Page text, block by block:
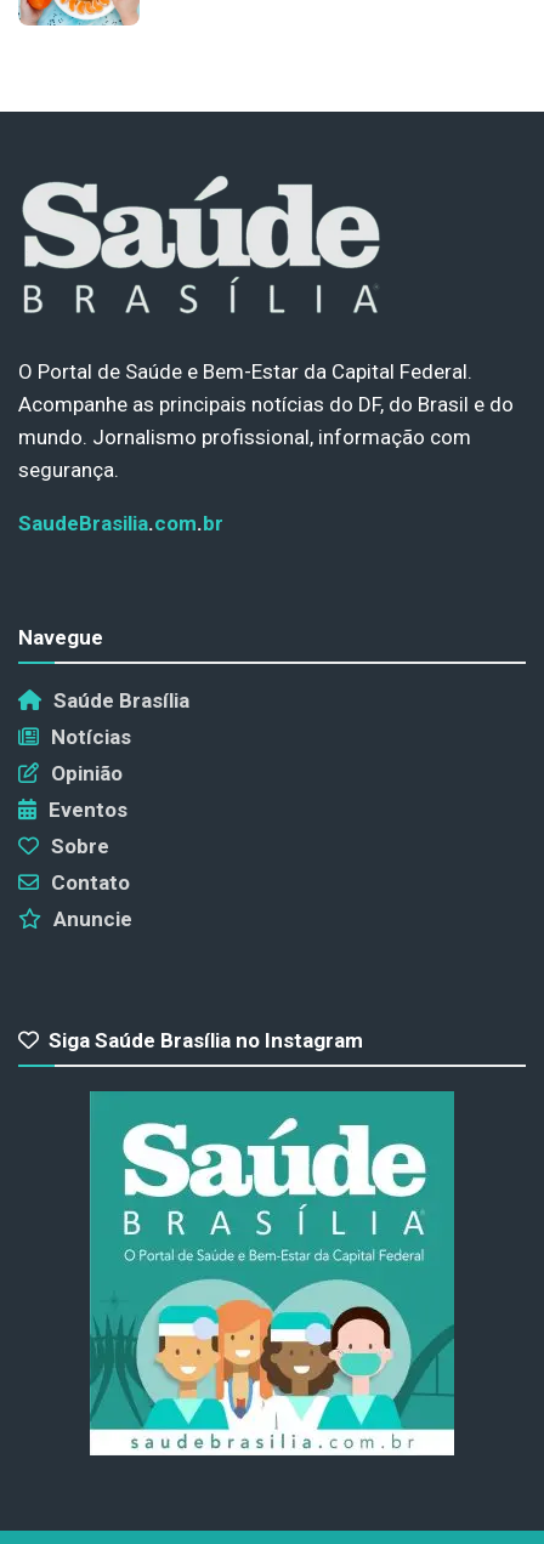
O Portal de Saúde e Bem-Estar da Capital Federal.
Acompanhe as principais notícias do DF, do Brasil e do
mundo. Jornalismo profissional, informação com
segurança.
SaudeBrasilia.com.br
Navegue
Saúde Brasília
Notícias
Opinião
Eventos
Sobre
Contato
Anuncie
Siga Saúde Brasília no Instagram